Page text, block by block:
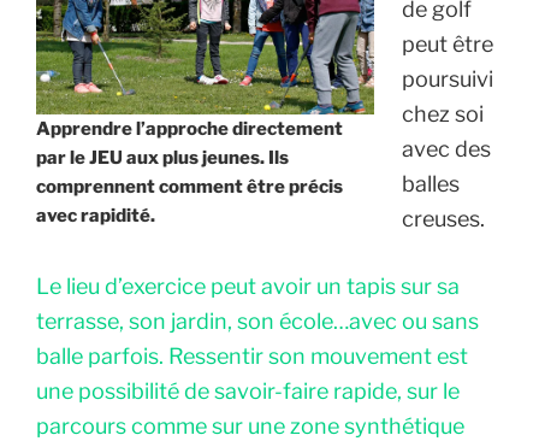
Apprendre l’approche directement
par le JEU aux plus jeunes. Ils
comprennent comment être précis
avec rapidité.
de golf
peut être
poursuivi
chez soi
avec des
balles
creuses.
Le lieu d’exercice peut avoir un tapis sur sa
terrasse, son jardin, son école…avec ou sans
balle parfois. Ressentir son mouvement est
une possibilité de savoir-faire rapide, sur le
parcours comme sur une zone synthétique